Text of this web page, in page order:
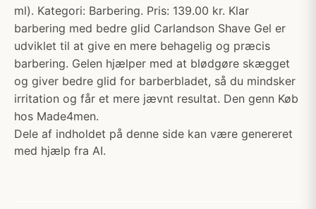
ml). Kategori: Barbering. Pris: 139.00 kr. Klar
barbering med bedre glid Carlandson Shave Gel er
udviklet til at give en mere behagelig og præcis
barbering. Gelen hjælper med at blødgøre skægget
og giver bedre glid for barberbladet, så du mindsker
irritation og får et mere jævnt resultat. Den genn Køb
hos Made4men.
Dele af indholdet på denne side kan være genereret
med hjælp fra AI.